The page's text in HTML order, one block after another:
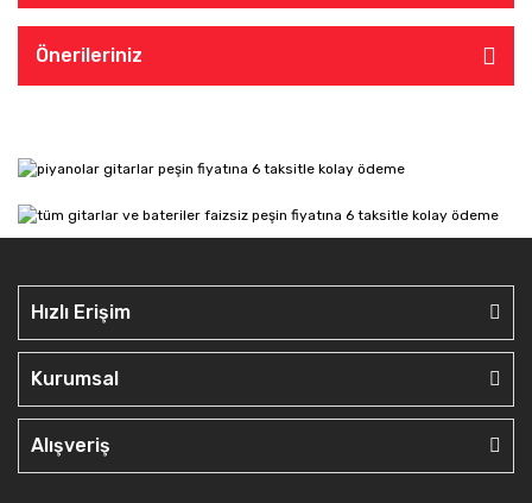
Önerileriniz
Hızlı Erişim
Kurumsal
Alışveriş